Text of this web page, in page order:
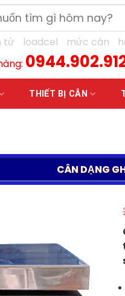
tử
loadcel mức cân
THIẾT BỊ CÂN
CÂN DẠNG